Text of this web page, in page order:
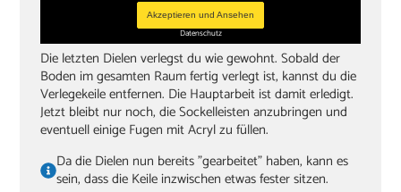
Akzeptieren und Ansehen
Datenschutz
Die letzten Dielen verlegst du wie gewohnt. Sobald der
Boden im gesamten Raum fertig verlegt ist, kannst du die
Verlegekeile entfernen. Die Hauptarbeit ist damit erledigt.
Jetzt bleibt nur noch, die Sockelleisten anzubringen und
eventuell einige Fugen mit Acryl zu füllen.
Da die Dielen nun bereits "gearbeitet" haben, kann es
sein, dass die Keile inzwischen etwas fester sitzen.